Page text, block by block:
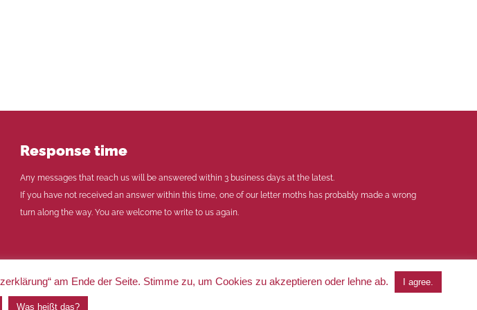
Response time
Any messages that reach us will be answered within 3 business days at the latest.
If you have not received an answer within this time, one of our letter moths has probably made a wrong
turn along the way. You are welcome to write to us again.
am Ende der Seite. Stimme zu, um Cookies zu akzeptieren oder lehne ab. I agree.
Was heißt das?